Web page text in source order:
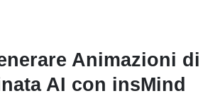
Animazioni di
AI con insMind